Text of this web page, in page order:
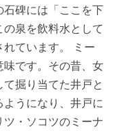
碑には「ここを下
泉を飲料水として
ています。 ミー
です。その昔、女
掘り当てた井戸と
うになり、井戸に
・ソコツのミーナ